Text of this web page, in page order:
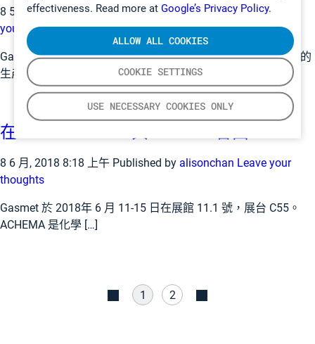
effectiveness. Read more at Google’s Privacy Policy.
COOKIE SETTINGS
USE NECESSARY COOKIES ONLY
ALLOW ALL COOKIES
8 5 月, 2019 5:24 上午 Published bynennenordstrom Leave
your thoughts
Gasmet 科技公司源於芬蘭，從事氣體分析儀和排放監測系統的
生產。Gasmet 已宣佈收購 Monitori […]
在 Achema 2018 與 Gasmet 會面
8 6 月, 2018 8:18 上午 Published by alisonchan Leave your
thoughts
Gasmet 於 2018年 6 月 11-15 日在展館 11.1 號，展台 C55。
ACHEMA 是化學 […]
1 2